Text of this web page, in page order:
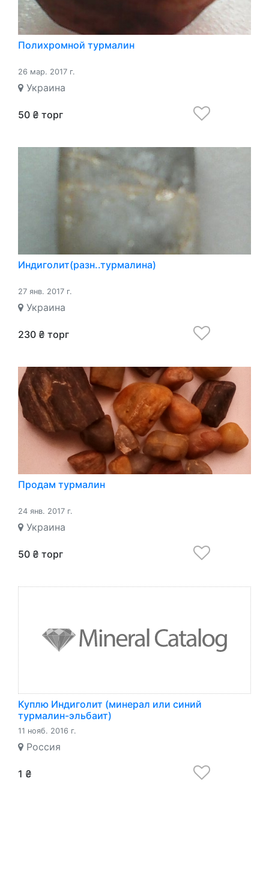
Полихромной турмалин
26 мар. 2017 г.
Украина
50 ₴ торг
Индиголит(разн..турмалина)
27 янв. 2017 г.
Украина
230 ₴ торг
Продам турмалин
24 янв. 2017 г.
Украина
50 ₴ торг
Куплю Индиголит (минерал или синий
турмалин-эльбаит)
11 нояб. 2016 г.
Россия
1 ₴